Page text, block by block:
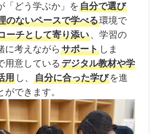
「どう学ぶか」を自分で選び
のないペースで学べる環境で
ーチとして寄り添い、学習の
に考えながら サポートしま
用意しているデジタル教材や学
用し、 自分に合った学びを進
できます。